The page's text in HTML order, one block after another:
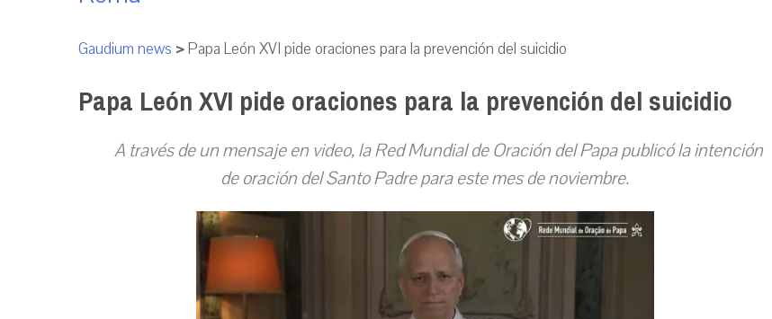
Gaudium news >Papa León XVI pide oraciones para la prevención del suicidio
Papa León XVI pide oraciones para la prevención del suicidio
A través de un mensaje en video, la Red Mundial de Oración del Papa publicó la intención
de oración del Santo Padre para este mes de noviembre.